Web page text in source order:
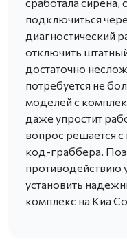
подключиться
диагностический
отключить
достаточно
потребуется не
моделей с
даже упростит
вопрос решается
код-граббера.
противодействию
установить
комплекс на Киа